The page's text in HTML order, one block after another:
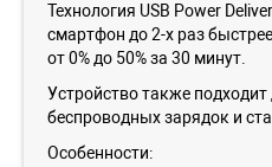
Технология USB Power
смартфон до 2-х раз
от 0% до 50% за 30 минут.
Устройство также подходит
беспроводных зарядок и
Особенности: